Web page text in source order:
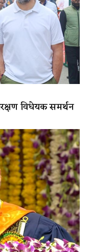
विधेयक समर्थन